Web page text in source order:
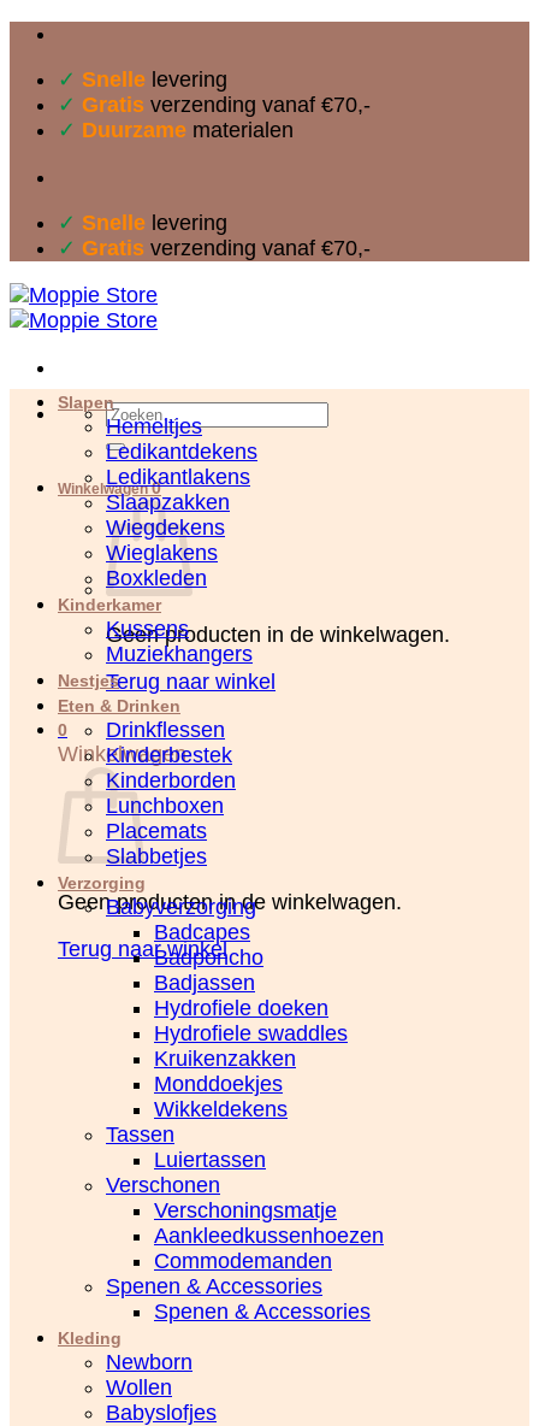
inhoud
✓ Snelle levering
✓ Gratis verzending vanaf €70,-
✓ Duurzame materialen
✓ Snelle levering
✓ Gratis verzending vanaf €70,-
Zoeken
naar:
Winkelwagen0
Geen producten in de winkelwagen.
Terug naar winkel
0
Winkelwagen
Geen producten in de winkelwagen.
Terug naar winkel
Slapen
Hemeltjes
Ledikantdekens
Ledikantlakens
Slaapzakken
Wiegdekens
Wieglakens
Boxkleden
Kinderkamer
Kussens
Muziekhangers
Nestjes
Eten & Drinken
Drinkflessen
Kinderbestek
Kinderborden
Lunchboxen
Placemats
Slabbetjes
Verzorging
Babyverzorging
Badcapes
Badponcho
Badjassen
Hydrofiele doeken
Hydrofiele swaddles
Kruikenzakken
Monddoekjes
Wikkeldekens
Tassen
Luiertassen
Verschonen
Verschoningsmatje
Aankleedkussenhoezen
Commodemanden
Spenen & Accessories
Spenen & Accessories
Kleding
Newborn
Wollen
Babyslofjes